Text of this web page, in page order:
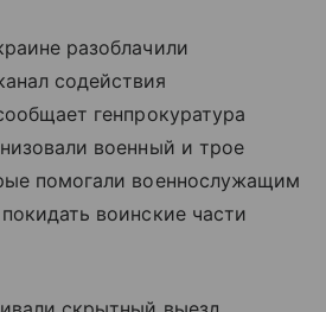
разоблачили
содействия
генпрокуратура
военный и трое
помогали военнослужащим
воинские части